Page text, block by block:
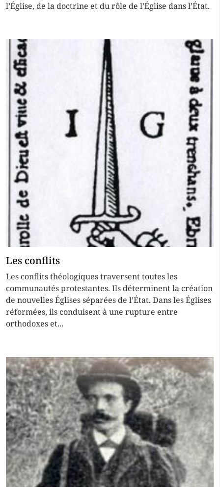
l’Église, de la doctrine et du rôle de l’Église dans l’État.
Les conflits
Les conflits théologiques traversent toutes les
communautés protestantes. Ils déterminent la création
de nouvelles Églises séparées de l’État. Dans les Églises
réformées, ils conduisent à une rupture entre
orthodoxes et...